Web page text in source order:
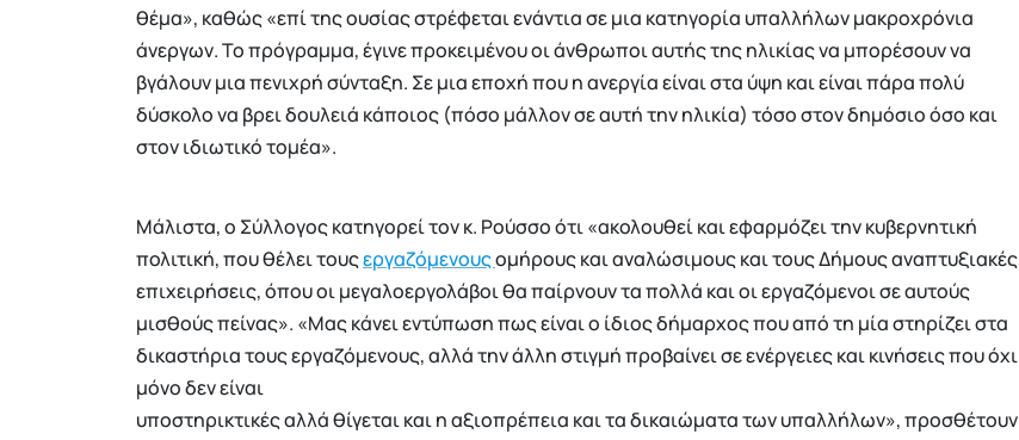
θέμα», καθώς «επί της ουσίας στρέφεται ενάντια σε μια κατηγορία υπαλλήλων μακροχρόνια
άνεργων. Το πρόγραμμα, έγινε προκειμένου οι άνθρωποι αυτής της ηλικίας να μπορέσουν να
βγάλουν μια πενιχρή σύνταξη. Σε μια εποχή που η ανεργία είναι στα ύψη και είναι πάρα πολύ
δύσκολο να βρει δουλειά κάποιος (πόσο μάλλον σε αυτή την ηλικία) τόσο στον δημόσιο όσο και
στον ιδιωτικό τομέα».
Μάλιστα, ο Σύλλογος κατηγορεί τον κ. Ρούσσο ότι «ακολουθεί και εφαρμόζει την κυβερνητική
πολιτική, που θέλει τουςεργαζόμενουςομήρους και αναλώσιμους και τους Δήμους αναπτυξιακές
επιχειρήσεις, όπου οι μεγαλοεργολάβοι θα παίρνουν τα πολλά και οι εργαζόμενοι σε αυτούς
μισθούς πείνας». «Μας κάνει εντύπωση πως είναι ο ίδιος δήμαρχος που από τη μία στηρίζει στα
δικαστήρια τους εργαζόμενους, αλλά την άλλη στιγμή προβαίνει σε ενέργειες και κινήσεις που όχι
μόνο δεν είναι
υποστηρικτικές αλλά θίγεται και η αξιοπρέπεια και τα δικαιώματα των υπαλλήλων», προσθέτουν